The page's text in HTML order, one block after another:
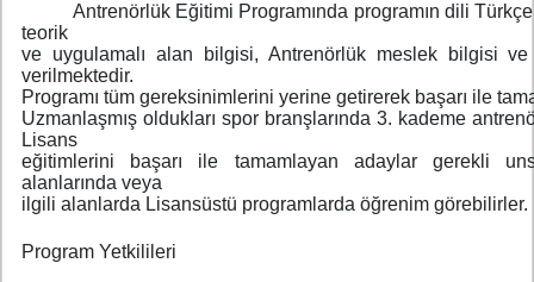
Antrenörlük Eğitimi Programında programın dili Türkçe
teorik
ve uygulamalı alan bilgisi, Antrenörlük meslek bilgisi
verilmektedir.
Programı tüm gereksinimlerini yerine getirerek başarı ile
Uzmanlaşmış oldukları spor branşlarında 3. kademe
Lisans
eğitimlerini başarı ile tamamlayan adaylar gerekli
alanlarında veya
ilgili alanlarda Lisansüstü programlarda öğrenim görebilirler.
Program Yetkilileri